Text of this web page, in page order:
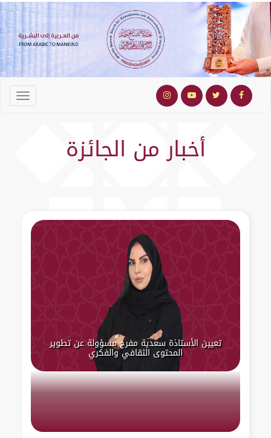
أخبار من الجائزة
تعيين الأستاذة سعدية مفرح مسؤولة عن تطوير
المحتوى الثقافي والفكري